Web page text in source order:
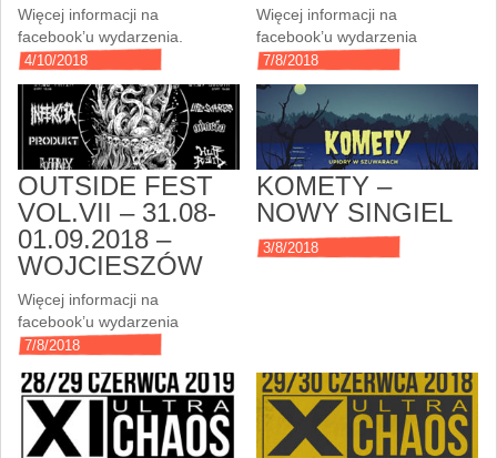
Więcej informacji na
facebook’u wydarzenia.
4/10/2018
Więcej informacji na
facebook’u wydarzenia
7/8/2018
OUTSIDE FEST
VOL.VII – 31.08-
01.09.2018 –
WOJCIESZÓW
Więcej informacji na
facebook’u wydarzenia
7/8/2018
KOMETY –
NOWY SINGIEL
3/8/2018